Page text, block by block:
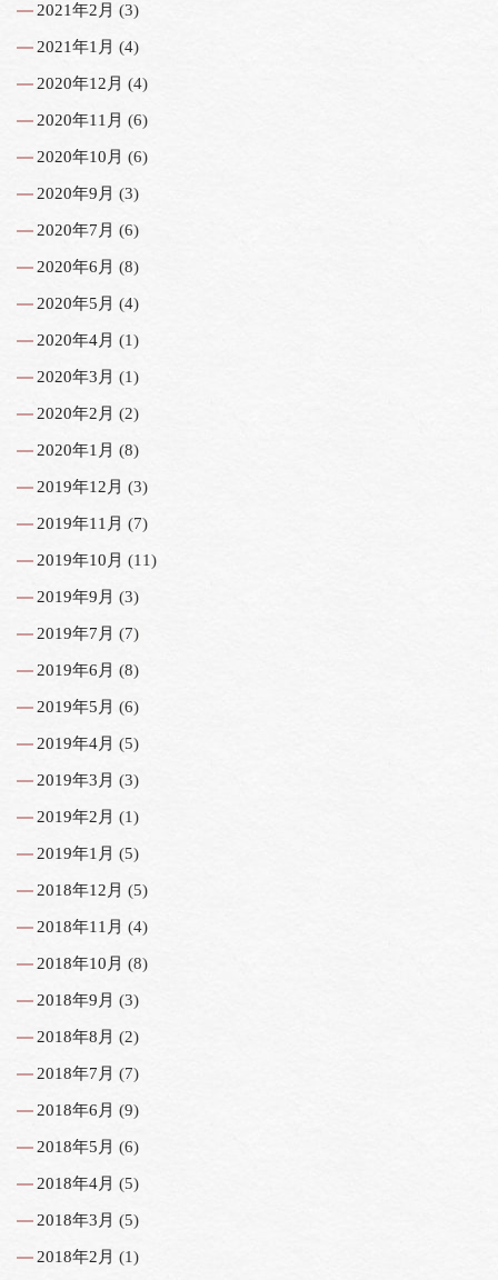
2021年2月 (3)
2021年1月 (4)
2020年12月 (4)
2020年11月 (6)
2020年10月 (6)
2020年9月 (3)
2020年7月 (6)
2020年6月 (8)
2020年5月 (4)
2020年4月 (1)
2020年3月 (1)
2020年2月 (2)
2020年1月 (8)
2019年12月 (3)
2019年11月 (7)
2019年10月 (11)
2019年9月 (3)
2019年7月 (7)
2019年6月 (8)
2019年5月 (6)
2019年4月 (5)
2019年3月 (3)
2019年2月 (1)
2019年1月 (5)
2018年12月 (5)
2018年11月 (4)
2018年10月 (8)
2018年9月 (3)
2018年8月 (2)
2018年7月 (7)
2018年6月 (9)
2018年5月 (6)
2018年4月 (5)
2018年3月 (5)
2018年2月 (1)